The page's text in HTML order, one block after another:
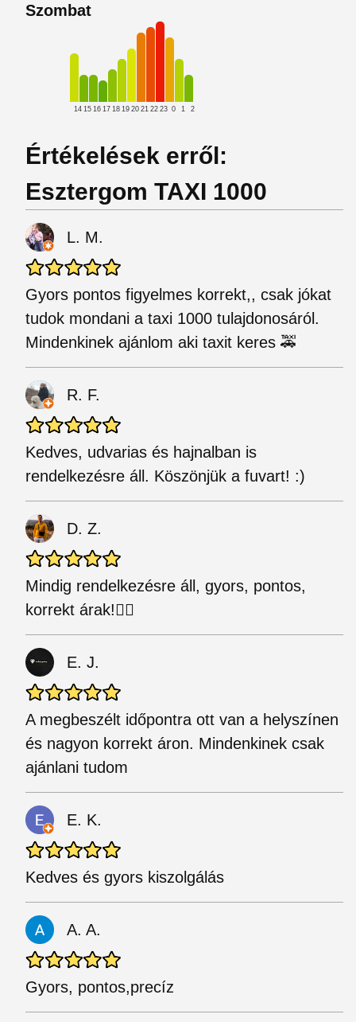
Szombat
14 15 16 17 18 19 20 21 22 23 0 1 2
Értékelések erről:
Esztergom TAXI 1000
L. M.
Gyors pontos figyelmes korrekt,, csak jókat
tudok mondani a taxi 1000 tulajdonosáról.
Mindenkinek ajánlom aki taxit keres 🚕
R. F.
Kedves, udvarias és hajnalban is
rendelkezésre áll. Köszönjük a fuvart! :)
D. Z.
Mindig rendelkezésre áll, gyors, pontos,
korrekt árak!☝🏻
E. J.
A megbeszélt időpontra ott van a helyszínen
és nagyon korrekt áron. Mindenkinek csak
ajánlani tudom
E. K.
Kedves és gyors kiszolgálás
A. A.
Gyors, pontos,precíz